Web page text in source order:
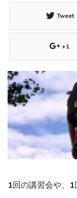
Tweet
+1
1回の講習会や、1